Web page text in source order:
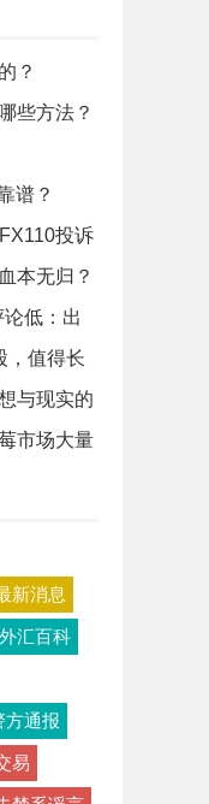
？
些方法？
谱？
投诉
本无归？
低：出
，值得长
与现实的
市场大量
新消息
外汇百科
方通报
易